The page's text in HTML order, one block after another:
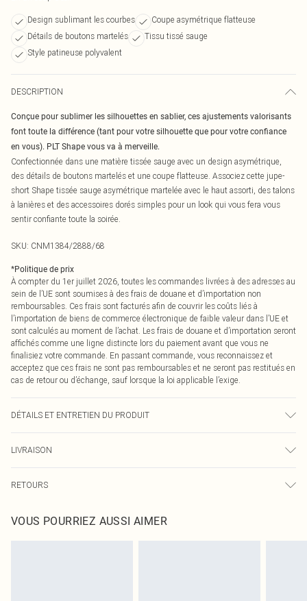
Design sublimant les courbes
Coupe asymétrique flatteuse
Détails de boutons martelés
Tissu tissé sauge
Style patineuse polyvalent
DESCRIPTION
Conçue pour sublimer les silhouettes en sablier, ces ajustements valorisants
font toute la différence (tant pour votre silhouette que pour votre confiance
en vous). PLT Shape vous va à merveille.
Confectionnée dans une matière tissée sauge avec un design asymétrique,
des détails de boutons martelés et une coupe flatteuse. Associez cette jupe-
short Shape tissée sauge asymétrique martelée avec le haut assorti, des talons
à lanières et des accessoires dorés simples pour un look qui vous fera vous
sentir confiante toute la soirée.
SKU: CNM1384/2888/68
*Politique de prix
À compter du 1er juillet 2026, toutes les commandes livrées à des adresses au
sein de l’UE sont soumises à des frais de douane et d’importation non
remboursables. Ces frais sont facturés afin de couvrir les coûts liés à
l’importation de biens de commerce électronique de faible valeur dans l’UE et
sont calculés au moment de l’achat. Les frais de douane et d’importation seront
affichés comme une ligne distincte lors du paiement avant que vous ne
finalisiez votre commande. En passant commande, vous reconnaissez et
acceptez que ces frais ne sont pas remboursables et ne seront pas restitués en
cas de retour ou d’échange, sauf lorsque la loi applicable l’exige.
DÉTAILS ET ENTRETIEN DU PRODUIT
tissu utilisé, la couleur peut déteindre.
LIVRAISON
Livraison express France
Jusqu'à 2-3 jours ouvrables
RETOURS
pour nous retourner un article.
Veuillez noter que nous ne pouvons pas rembourser les masques tendance, les
VOUS POURRIEZ AUSSI AIMER